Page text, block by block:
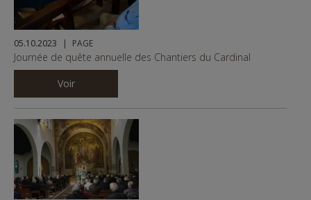
05.10.2023 PAGE
Journée de quête annuelle des Chantiers du Cardinal
Voir